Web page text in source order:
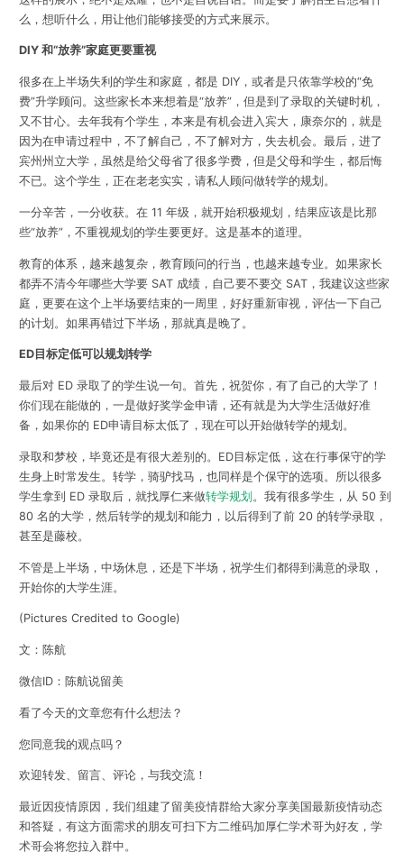
么，想听什么，用让他们能够接受的方式来展示。
DIY 和“放养”家庭更要重视
很多在上半场失利的学生和家庭，都是 DIY，或者是只依靠学校的“免
费”升学顾问。这些家长本来想着是“放养”，但是到了录取的关键时机，
又不甘心。去年我有个学生，本来是有机会进入宾大，康奈尔的，就是
因为在申请过程中，不了解自己，不了解对方，失去机会。最后，进了
宾州州立大学，虽然是给父母省了很多学费，但是父母和学生，都后悔
不已。这个学生，正在老老实实，请私人顾问做转学的规划。
一分辛苦，一分收获。在 11 年级，就开始积极规划，结果应该是比那
些“放养”，不重视规划的学生要更好。这是基本的道理。
教育的体系，越来越复杂，教育顾问的行当，也越来越专业。如果家长
都弄不清今年哪些大学要 SAT 成绩，自己要不要交 SAT，我建议这些家
庭，更要在这个上半场要结束的一周里，好好重新审视，评估一下自己
的计划。如果再错过下半场，那就真是晚了。
ED目标定低可以规划转学
最后对 ED 录取了的学生说一句。首先，祝贺你，有了自己的大学了！
你们现在能做的，一是做好奖学金申请，还有就是为大学生活做好准
备，如果你的 ED申请目标太低了，现在可以开始做转学的规划。
录取和梦校，毕竟还是有很大差别的。ED目标定低，这在行事保守的学
生身上时常发生。转学，骑驴找马，也同样是个保守的选项。所以很多
学生拿到 ED 录取后，就找厚仁来做转学规划 。我有很多学生，从 50 到
80 名的大学，然后转学的规划和能力，以后得到了前 20 的转学录取，
甚至是藤校。
不管是上半场，中场休息，还是下半场，祝学生们都得到满意的录取，
开始你的大学生涯。
(Pictures Credited to Google)
文：陈航
微信ID：陈航说留美
看了今天的文章您有什么想法？
您同意我的观点吗？
欢迎转发、留言、评论，与我交流！
最近因疫情原因，我们组建了留美疫情群给大家分享美国最新疫情动态
和答疑，有这方面需求的朋友可扫下方二维码加厚仁学术哥为好友，学
术哥会将您拉入群中。